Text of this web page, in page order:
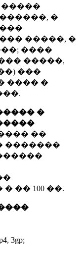
�����
�
�����, �
����
�����,
���
���� �
�
��
�������
� �� 100 ��.
3gp;